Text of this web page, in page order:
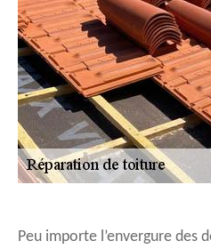
Peu importe l’envergure des